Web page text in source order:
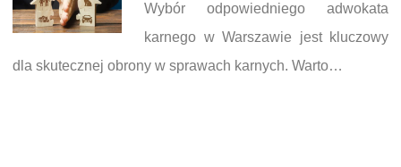
Wybór odpowiedniego adwokata
karnego w Warszawie jest kluczowy
dla skutecznej obrony w sprawach karnych. Warto…